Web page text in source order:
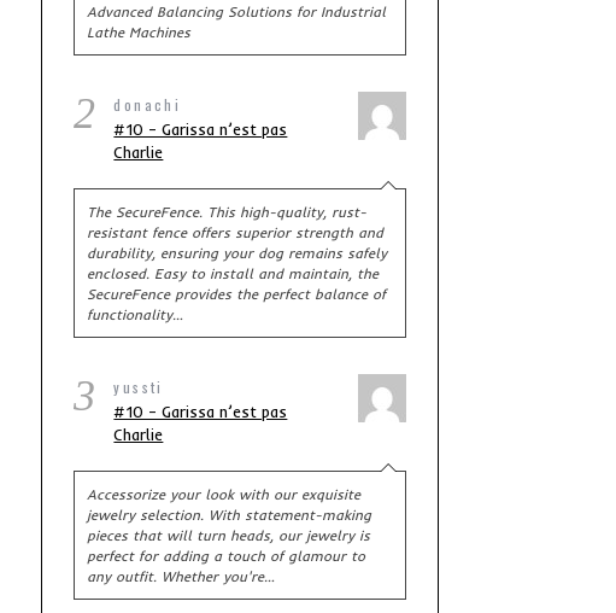
Advanced Balancing Solutions for Industrial
Lathe Machines
2 donachi
#10 – Garissa n’est pas
Charlie
The SecureFence. This high-quality, rust-
resistant fence offers superior strength and
durability, ensuring your dog remains safely
enclosed. Easy to install and maintain, the
SecureFence provides the perfect balance of
functionality…
3 yussti
#10 – Garissa n’est pas
Charlie
Accessorize your look with our exquisite
jewelry selection. With statement-making
pieces that will turn heads, our jewelry is
perfect for adding a touch of glamour to
any outfit. Whether you're…